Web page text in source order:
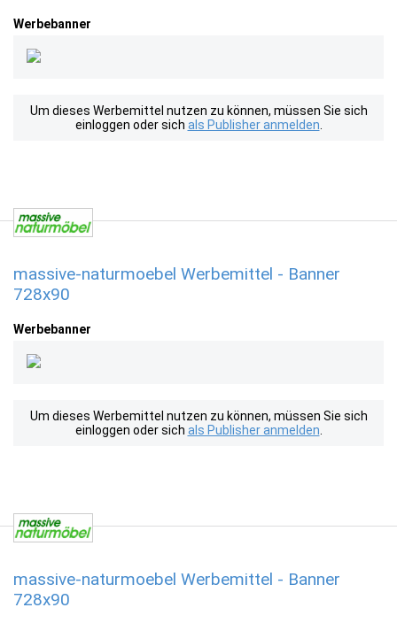
Werbebanner
Um dieses Werbemittel nutzen zu können, müssen Sie sich
einloggen oder sich als Publisher anmelden
massive-naturmoebel Werbemittel - Banner
728x90
Werbebanner
Um dieses Werbemittel nutzen zu können, müssen Sie sich
einloggen oder sich als Publisher anmelden
massive-naturmoebel Werbemittel - Banner
728x90